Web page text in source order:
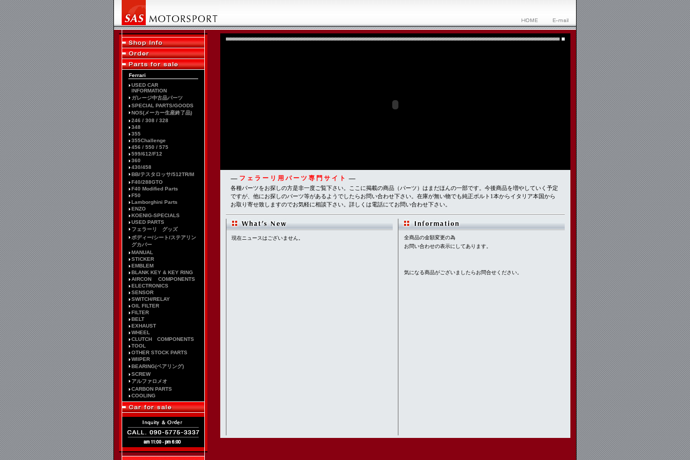
Ferrari
USED CAR
INFORMATION
ガレージ中古品パーツ
SPECIAL PARTS/GOODS
NOS(メーカー生産終了品)
246 / 308 / 328
348
355
355Challenge
456 / 550 / 575
599/612/F12
360
430/458
BB/テスタロッサ/512TR/M
F40/288GTO
F40 Modified Parts
F50
Lamborghini Parts
ENZO
KOENIG-SPECIALS
USED PARTS
フェラーリ グッズ
ボディー/シート/ステアリン
グカバー
MANUAL
STICKER
EMBLEM
BLANK KEY & KEY RING
AIRCON COMPONENTS
ELECTRONICS
SENSOR
SWITCH/RELAY
OIL FILTER
FILTER
BELT
EXHAUST
WHEEL
CLUTCH COMPONENTS
TOOL
OTHER STOCK PARTS
WIIPER
BEARING(ベアリング)
SCREW
アルファロメオ
CARBON PARTS
COOLING
------ フェラーリ用パーツ専門サイト
------
各種パーツをお探しの方是非一度ご覧下さい。ここに掲載の商品（パーツ）はまだほんの一部です。今後商品を増やしていく予定
ですが、他にお探しのパーツ等があるようでしたらお問い合わせ下さい。在庫が無い物でも純正ボルト1本からイタリア本国から
お取り寄せ致しますのでお気軽に相談下さい。詳しくは電話にてお問い合わせ下さい。